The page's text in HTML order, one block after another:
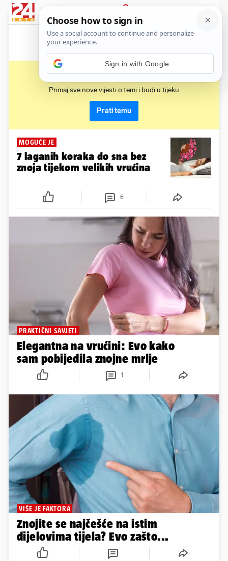
PRIJAVA
News
znojenje
Primaj sve nove vijesti o temi i budi u tijeku
Prati temu
MOGUĆE JE
7 laganih koraka do sna bez
znoja tijekom velikih vrućina
6
PRAKTIČNI SAVJETI
Elegantna na vrućini: Evo kako
sam pobijedila znojne mrlje
1
VIŠE JE FAKTORA
Znojite se najčešće na istim
dijelovima tijela? Evo zašto...